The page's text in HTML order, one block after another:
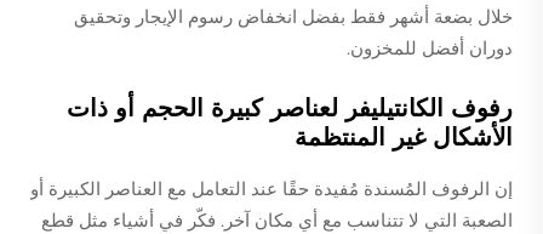
خلال بضعة أشهر فقط بفضل انخفاض رسوم الإيجار وتحقيق
دوران أفضل للمخزون.
رفوف الكانتيليفر لعناصر كبيرة الحجم أو ذات
الأشكال غير المنتظمة
إن الرفوف المُسندة مُفيدة حقًا عند التعامل مع العناصر الكبيرة أو
الصعبة التي لا تتناسب مع أي مكان آخر. فكّر في أشياء مثل قطع